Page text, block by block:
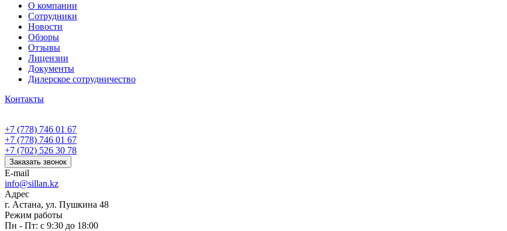
О компании
Сотрудники
Новости
Обзоры
Отзывы
Лицензии
Документы
Дилерское сотрудничество
Контакты
+7 (778) 746 01 67
+7 (778) 746 01 67
+7 (702) 526 30 78
Заказать звонок
E-mail
info@sillan.kz
Адрес
г. Астана, ул. Пушкина 48
Режим работы
Пн - Пт: с 9:30 до 18:00